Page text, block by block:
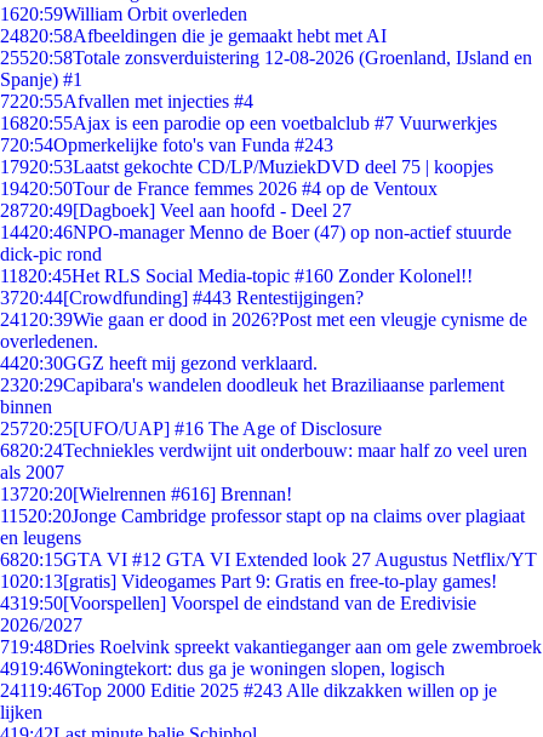
1620:59William Orbit overleden
24820:58Afbeeldingen die je gemaakt hebt met AI
25520:58Totale zonsverduistering 12-08-2026 (Groenland, IJsland en
Spanje) #1
7220:55Afvallen met injecties #4
16820:55Ajax is een parodie op een voetbalclub #7 Vuurwerkjes
720:54Opmerkelijke foto's van Funda #243
17920:53Laatst gekochte CD/LP/MuziekDVD deel 75 | koopjes
19420:50Tour de France femmes 2026 #4 op de Ventoux
28720:49[Dagboek] Veel aan hoofd - Deel 27
14420:46NPO-manager Menno de Boer (47) op non-actief stuurde
dick-pic rond
11820:45Het RLS Social Media-topic #160 Zonder Kolonel!!
3720:44[Crowdfunding] #443 Rentestijgingen?
241 20:39Wie gaan er dood in 2026?Post met een vleugje cynisme de
overledenen.
4420:30GGZ heeft mij gezond verklaard.
2320:29Capibara's wandelen doodleuk het Braziliaanse parlement
binnen
25720:25[UFO/UAP] #16 The Age of Disclosure
6820:24Techniekles verdwijnt uit onderbouw: maar half zo veel uren
als 2007
13720:20[Wielrennen #616] Brennan!
11520:20Jonge Cambridge professor stapt op na claims over plagiaat
en leugens
6820:15GTA VI #12 GTA VI Extended look 27 Augustus Netflix/YT
1020:13[gratis] Videogames Part 9: Gratis en free-to-play games!
4319:50[Voorspellen] Voorspel de eindstand van de Eredivisie
2026/2027
719:48Dries Roelvink spreekt vakantieganger aan om gele zwembroek
4919:46Woningtekort: dus ga je woningen slopen, logisch
24119:46Top 2000 Editie 2025 #243 Alle dikzakken willen op je
lijken